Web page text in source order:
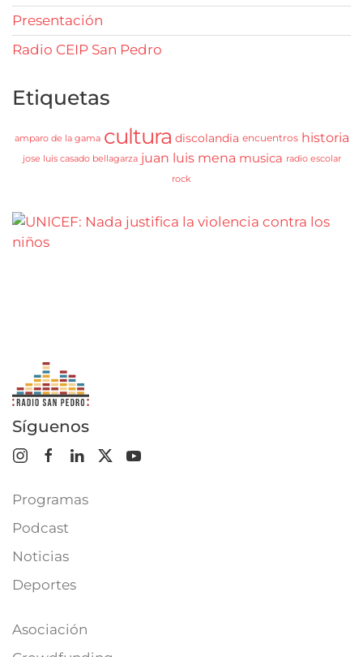
Presentación
Radio CEIP San Pedro
Etiquetas
amparo de la gama cultura discolandia encuentros historia
jose luis casado bellagarza juan luis mena musica radio escolar
rock
Síguenos
Programas
Podcast
Noticias
Deportes
Asociación